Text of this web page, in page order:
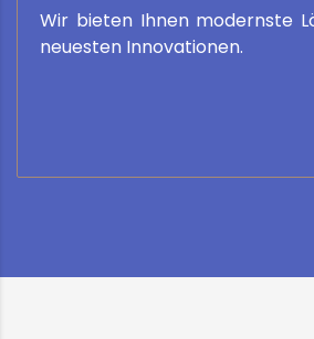
Wir bieten Ihnen modernste
neuesten Innovationen.
Smart Home, erneuerbare Energie
Anlagen – wir bleiben am Puls